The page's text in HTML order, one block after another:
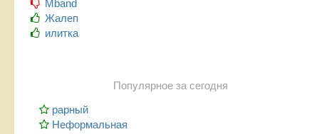
Mband
Жалеп
илитка
Популярное за сегодня
рарный
Неформальная